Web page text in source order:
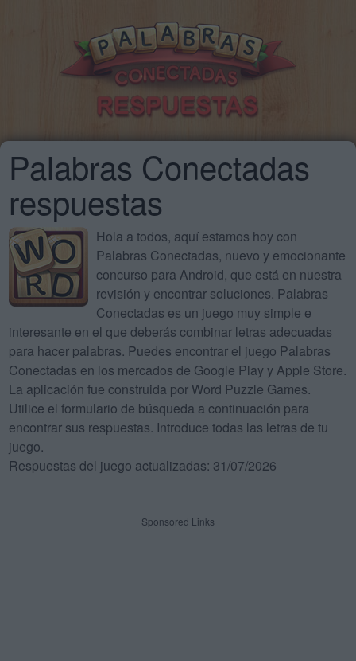
Palabras Conectadas
respuestas
Hola a todos, aquí estamos hoy con
Palabras Conectadas, nuevo y emocionante
concurso para Android, que está en nuestra
revisión y encontrar soluciones. Palabras
Conectadas es un juego muy simple e
interesante en el que deberás combinar letras adecuadas
para hacer palabras. Puedes encontrar el juego Palabras
Conectadas en los mercados de Google Play y Apple Store.
La aplicación fue construida por Word Puzzle Games.
Utilice el formulario de búsqueda a continuación para
encontrar sus respuestas. Introduce todas las letras de tu
juego.
Respuestas del juego actualizadas: 31/07/2026
Sponsored Links